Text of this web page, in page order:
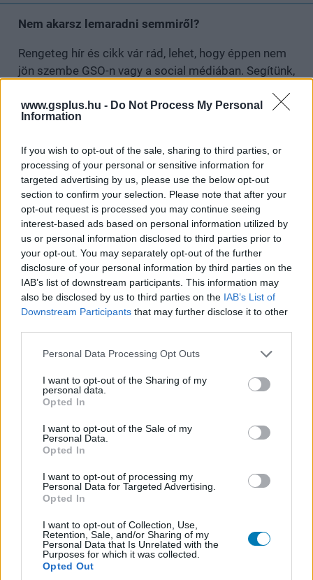
www.gsplus.hu - Do Not Process My Personal
Information
If you wish to opt-out of the sale, sharing to third parties, or
processing of your personal or sensitive information for
targeted advertising by us, please use the below opt-out
section to confirm your selection. Please note that after your
opt-out request is processed you may continue seeing
interest-based ads based on personal information utilized by
us or personal information disclosed to third parties prior to
your opt-out. You may separately opt-out of the further
disclosure of your personal information by third parties on the
IAB’s list of downstream participants. This information may
also be disclosed by us to third parties on the IAB’s List of
Downstream Participants that may further disclose it to other
Please note that this website/app uses one or more Google
not limited to your visit or usage behaviour. You may click to
grant or deny consent to Google and its third-party tags to
use your data for below specified purposes in below Google
consent section.
Personal Data Processing Opt Outs
I want to opt-out of the Sharing of my
personal data.
Opted In
I want to opt-out of the Sale of my
Personal Data.
Opted In
I want to opt-out of processing my
Personal Data for Targeted Advertising.
Opted In
I want to opt-out of Collection, Use,
Retention, Sale, and/or Sharing of my
Personal Data that Is Unrelated with the
Purposes for which it was collected.
Opted Out
Nem akarsz lemaradni semmiről?
Rengeteg hír és cikk vár rád, lehet, hogy éppen nem
jön szembe GSO-n vagy a social médiában. Segítünk,
legjobbakat,iratkozz fel hírlevelünkre!
Kijelentem, hogy azadatkezelési nyilatkozattartalmát
megismertem és azt elfogadom.
Feliratkozom
SMASH by Meló-Diák: Homok, zene és a nyár legjobb
hangulata – Jön a második forduló! (X)
Július végén folytatódik a balatoni strandröplabda-
#indiana jones
Platformok: PC Xbox Series X
Indiana Jones and the Great
Circle
Okos, vicces, szórakoztató, minden elemében